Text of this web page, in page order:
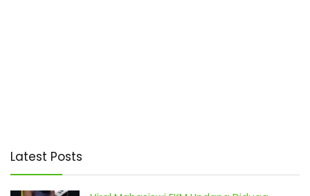
Latest Posts